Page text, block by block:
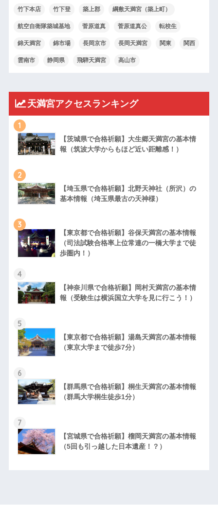
竹下本店 竹下登 築上郡 綱敷天満宮（築上町）
航空自衛隊築城基地 菅原道真 菅原道真公 転校生
錦天満宮 錦市場 長岡京市 長岡天満宮 関東 関西
雲南市 静岡県 飛騨天満宮 高山市
天満宮アクセスランキング
1
【茨城県で合格祈願】大生郷天満宮の基本情
報（筑波大学からもほど近い距離感！）
2
【埼玉県で合格祈願】北野天神社（所沢）の
基本情報（埼玉県最古の天神様）
3
【東京都で合格祈願】谷保天満宮の基本情報
（司法試験合格率上位常連の一橋大学まで徒
歩圏内！）
4
【神奈川県で合格祈願】岡村天満宮の基本情
報（受験生は横浜国立大学を見に行こう！）
5
【東京都で合格祈願】湯島天満宮の基本情報
（東京大学まで徒歩7分）
6
【群馬県で合格祈願】桐生天満宮の基本情報
（群馬大学桐生徒歩1分）
7
【宮城県で合格祈願】榴岡天満宮の基本情報
（5回も引っ越した日本遺産！？）